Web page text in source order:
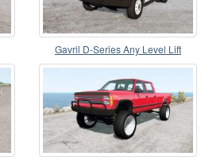
Gavril D-Series Any Level Lift